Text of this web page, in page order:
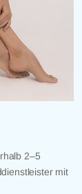
2–5
mit